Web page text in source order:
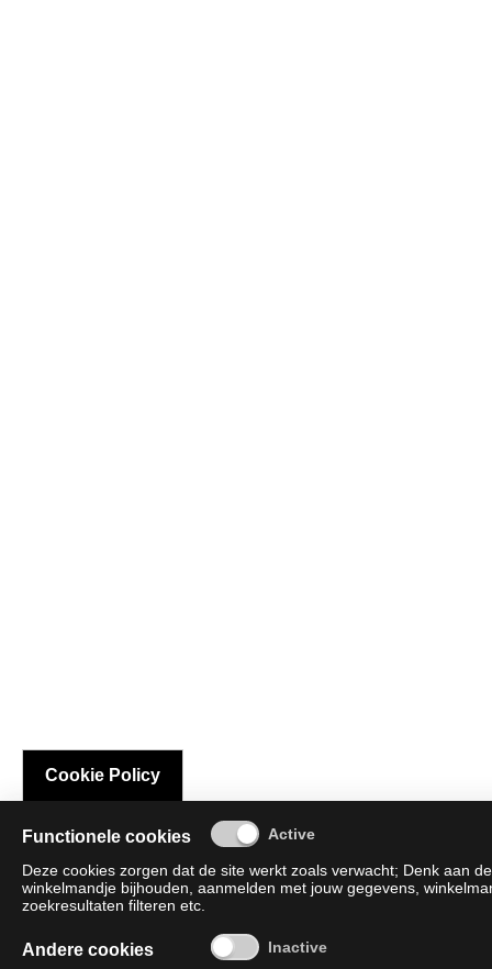
Cookie Policy
Functionele cookies
Deze cookies zorgen dat de site werkt zoals verwacht; Denk aan
winkelmandje bijhouden, aanmelden met jouw gegevens,
zoekresultaten filteren etc.
Andere cookies